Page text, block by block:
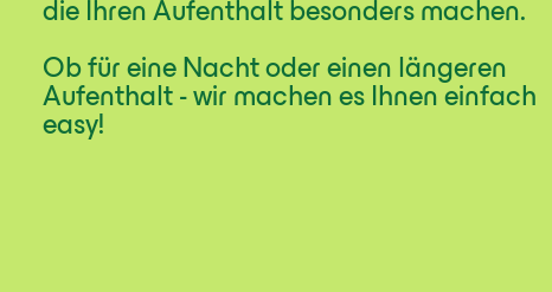
die Ihren Aufenthalt besonders machen.
Ob für eine Nacht oder einen längeren
Aufenthalt - wir machen es Ihnen einfach
easy!